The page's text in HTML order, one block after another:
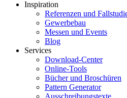
Inspiration
Referenzen und
Gewerbebau
Messen und Events
Blog
Services
Download-Center
Online-Tools
Bücher und Broschüren
Pattern Generator
Ausschreibungstexte